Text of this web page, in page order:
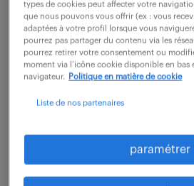
voir l'offre
ingénieur planification
Evry Courcouronnes (91)
18 mois
38 000 € / an
types de cookies peut affecter votre
que nous pouvons vous offrir (ex : vous
adaptées à votre profil lorsque vous
pourrez pas partager du contenu via les
pourrez retirer votre consentement ou
moment via l’icône cookie disponible en bas
navigateur.
Politique en matière de cookie
Liste de nos partenaires
paramétrer